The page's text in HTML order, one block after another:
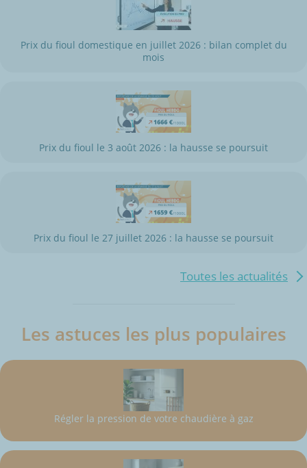
Prix du fioul domestique en juillet 2026 : bilan complet du
mois
Prix du fioul le 3 août 2026 : la hausse se poursuit
Prix du fioul le 27 juillet 2026 : la hausse se poursuit
Toutes les actualités
Les astuces les plus populaires
Régler la pression de votre chaudière à gaz